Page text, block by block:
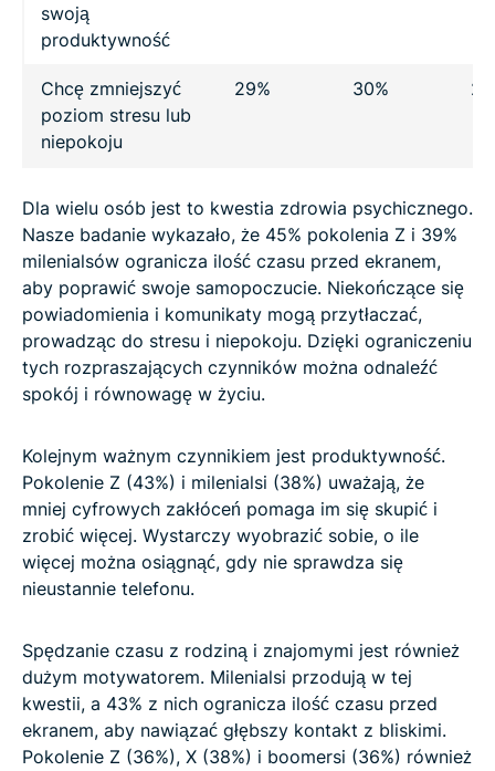
swoją
produktywność
Chcę zmniejszyć
poziom stresu lub
niepokoju
29% 30%
Dla wielu osób jest to kwestia zdrowia psychicznego.
Nasze badanie wykazało, że 45% pokolenia Z i 39%
milenialsów ogranicza ilość czasu przed ekranem,
aby poprawić swoje samopoczucie. Niekończące się
powiadomienia i komunikaty mogą przytłaczać,
prowadząc do stresu i niepokoju. Dzięki ograniczeniu
tych rozpraszających czynników można odnaleźć
spokój i równowagę w życiu.
Kolejnym ważnym czynnikiem jest produktywność.
Pokolenie Z (43%) i milenialsi (38%) uważają, że
mniej cyfrowych zakłóceń pomaga im się skupić i
zrobić więcej. Wystarczy wyobrazić sobie, o ile
więcej można osiągnąć, gdy nie sprawdza się
nieustannie telefonu.
Spędzanie czasu z rodziną i znajomymi jest również
dużym motywatorem. Milenialsi przodują w tej
kwestii, a 43% z nich ogranicza ilość czasu przed
ekranem, aby nawiązać głębszy kontakt z bliskimi.
Pokolenie Z (36%), X (38%) i boomersi (36%) również